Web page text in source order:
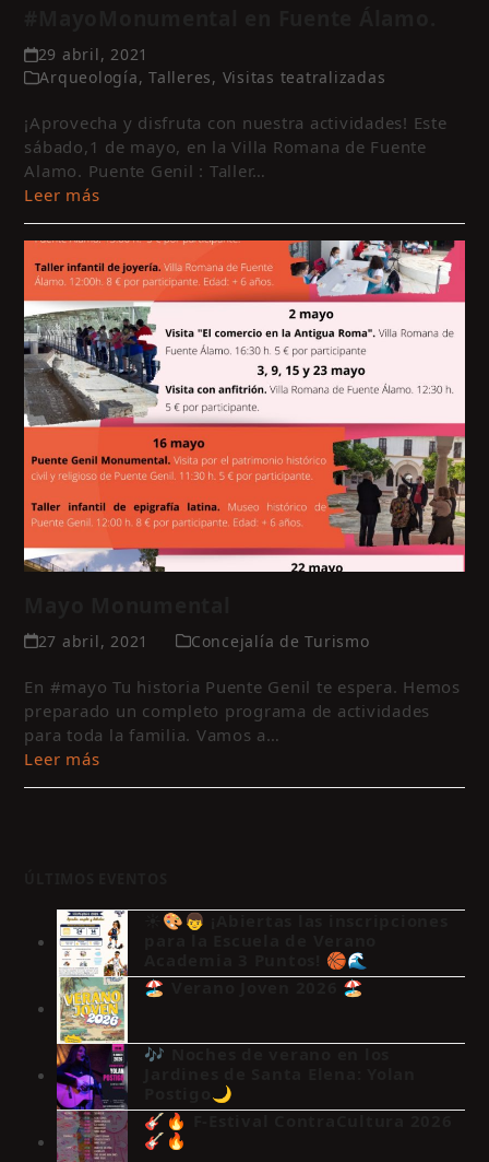
29 abril, 2021
Arqueología,Talleres, Visitas teatralizadas
¡Aprovecha y disfruta con nuestra actividades! Este
sábado,1 de mayo, en la Villa Romana de Fuente
Alamo. Puente Genil : Taller…
Leer más
27 abril, 2021 Concejalía de Turismo
En #mayo Tu historia Puente Genil te espera. Hemos
preparado un completo programa de actividades
para toda la familia. Vamos a…
Leer más
☀️🎨👦 ¡Abiertas las inscripciones
Academia 3 Puntos! 🏀🌊
🏖️ Verano Joven 2026 🏖️
🎶 Noches de verano en los
Postigo🌙
🎸🔥 F-Estival ContraCultura 2026
🎸🔥